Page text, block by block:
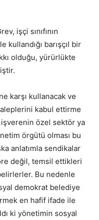
işçi sınıfının
kullandığı barışçıl bir
olduğu, yürürlükte
karşı kullanacak ve
kabul ettirme
işverenin özel sektör ya
örgütü olması bu
anlatımla sendikalar
değil, temsil ettikleri
Bu nedenle
demokrat belediye
en hafif ifade ile
ki yönetimin sosyal